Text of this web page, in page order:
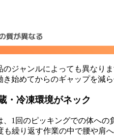
のジャンルによっても異なり
始めてからのギャップを減ら
冷凍環境がネック
1回のピッキングでの体への
も繰り返す作業の中で腰や肩